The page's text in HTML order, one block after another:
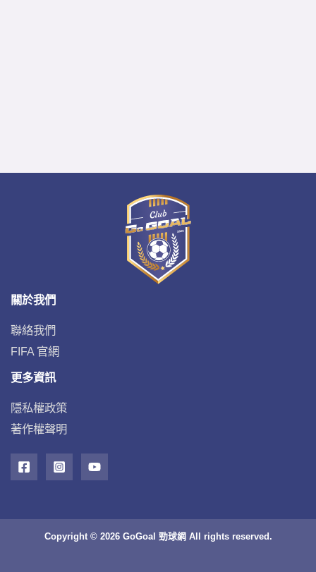
關於我們
聯絡我們
FIFA 官網
更多資訊
隱私權政策
著作權聲明
Copyright © 2026 GoGoal 勁球網 All rights reserved.